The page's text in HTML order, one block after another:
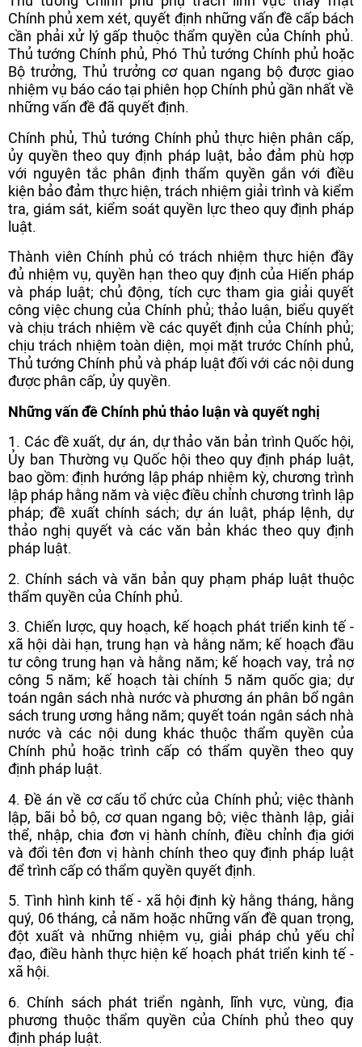
Chính phủ xem xét, quyết định những vấn đề cấp bách
cần phải xử lý gấp thuộc thẩm quyền của Chính phủ.
Thủ tướng Chính phủ, Phó Thủ tướng Chính phủ hoặc
Bộ trưởng, Thủ trưởng cơ quan ngang bộ được giao
nhiệm vụ báo cáo tại phiên họp Chính phủ gần nhất về
những vấn đề đã quyết định.
Chính phủ, Thủ tướng Chính phủ thực hiện phân cấp,
ủy quyền theo quy định pháp luật, bảo đảm phù hợp
với nguyên tắc phân định thẩm quyền gắn với điều
kiện bảo đảm thực hiện, trách nhiệm giải trình và kiểm
tra, giám sát, kiểm soát quyền lực theo quy định pháp
luật.
Thành viên Chính phủ có trách nhiệm thực hiện đầy
đủ nhiệm vụ, quyền hạn theo quy định của Hiến pháp
và pháp luật; chủ động, tích cực tham gia giải quyết
công việc chung của Chính phủ; thảo luận, biểu quyết
và chịu trách nhiệm về các quyết định của Chính phủ;
chịu trách nhiệm toàn diện, mọi mặt trước Chính phủ,
Thủ tướng Chính phủ và pháp luật đối với các nội dung
được phân cấp, ủy quyền.
Những vấn đề Chính phủ thảo luận và quyết nghị
1. Các đề xuất, dự án, dự thảo văn bản trình Quốc hội,
Ủy ban Thường vụ Quốc hội theo quy định pháp luật,
bao gồm: định hướng lập pháp nhiệm kỳ, chương trình
lập pháp hằng năm và việc điều chỉnh chương trình lập
pháp; đề xuất chính sách; dự án luật, pháp lệnh, dự
thảo nghị quyết và các văn bản khác theo quy định
pháp luật.
2. Chính sách và văn bản quy phạm pháp luật thuộc
thẩm quyền của Chính phủ.
3. Chiến lược, quy hoạch, kế hoạch phát triển kinh tế -
xã hội dài hạn, trung hạn và hằng năm; kế hoạch đầu
tư công trung hạn và hằng năm; kế hoạch vay, trả nợ
công 5 năm; kế hoạch tài chính 5 năm quốc gia; dự
toán ngân sách nhà nước và phương án phân bổ ngân
sách trung ương hằng năm; quyết toán ngân sách nhà
nước và các nội dung khác thuộc thẩm quyền của
Chính phủ hoặc trình cấp có thẩm quyền theo quy
định pháp luật.
4. Đề án về cơ cấu tổ chức của Chính phủ; việc thành
lập, bãi bỏ bộ, cơ quan ngang bộ; việc thành lập, giải
thể, nhập, chia đơn vị hành chính, điều chỉnh địa giới
và đổi tên đơn vị hành chính theo quy định pháp luật
để trình cấp có thẩm quyền quyết định.
5. Tình hình kinh tế - xã hội định kỳ hằng tháng, hằng
quý, 06 tháng, cả năm hoặc những vấn đề quan trọng,
đột xuất và những nhiệm vụ, giải pháp chủ yếu chỉ
đạo, điều hành thực hiện kế hoạch phát triển kinh tế -
xã hội.
6. Chính sách phát triển ngành, lĩnh vực, vùng, địa
phương thuộc thẩm quyền của Chính phủ theo quy
định pháp luật.